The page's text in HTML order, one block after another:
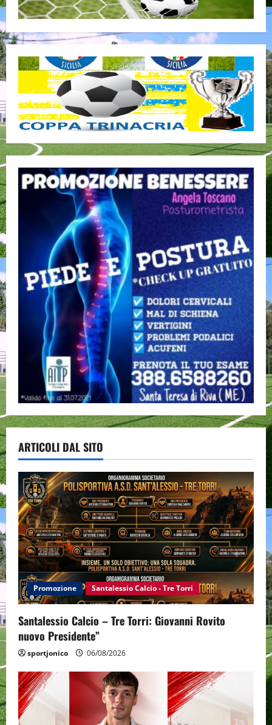
ARTICOLI DAL SITO
Promozione Santalessio Calcio - Tre Torri
Santalessio Calcio – Tre Torri: Giovanni Rovito
nuovo Presidente”
sportjonico 06/08/2026